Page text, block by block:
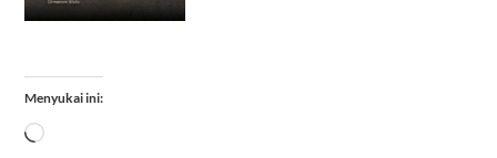
Menyukai ini:
Memuat...